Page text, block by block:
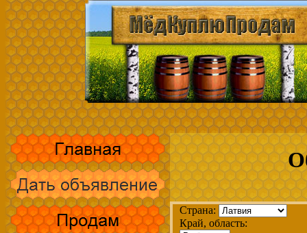
Страна:
Край, область: